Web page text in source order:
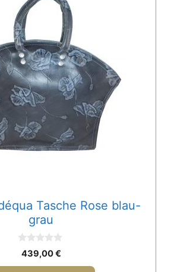
Tasche Rose blau-
grau
v
o
439,00€